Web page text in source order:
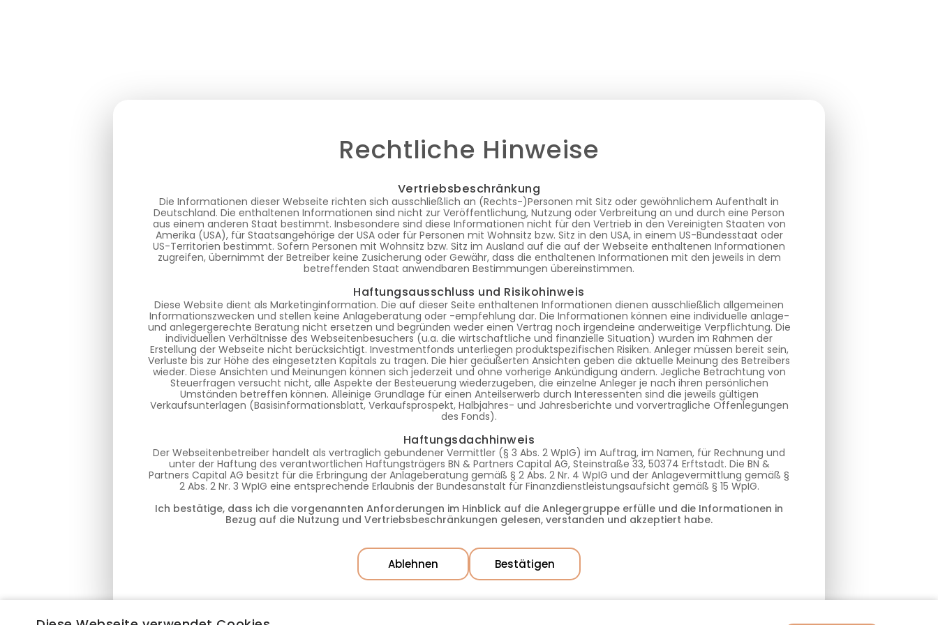
Rechtliche Hinweise
Vertriebsbeschränkung
Die Informationen dieser Webseite richten sich ausschließlich an (Rechts-)Personen mit Sitz oder gewöhnlichem Aufenthalt in
Deutschland. Die enthaltenen Informationen sind nicht zur Veröffentlichung, Nutzung oder Verbreitung an und durch eine Person
aus einem anderen Staat bestimmt. Insbesondere sind diese Informationen nicht für den Vertrieb in den Vereinigten Staaten von
Amerika (USA), für Staatsangehörige der USA oder für Personen mit Wohnsitz bzw. Sitz in den USA, in einem US-Bundesstaat oder
US-Territorien bestimmt. Sofern Personen mit Wohnsitz bzw. Sitz im Ausland auf die auf der Webseite enthaltenen Informationen
zugreifen, übernimmt der Betreiber keine Zusicherung oder Gewähr, dass die enthaltenen Informationen mit den jeweils in dem
betreffenden Staat anwendbaren Bestimmungen übereinstimmen.
Haftungsausschluss und Risikohinweis
Diese Website dient als Marketinginformation. Die auf dieser Seite enthaltenen Informationen dienen ausschließlich allgemeinen
Informationszwecken und stellen keine Anlageberatung oder -empfehlung dar. Die Informationen können eine individuelle anlage-
und anlegergerechte Beratung nicht ersetzen und begründen weder einen Vertrag noch irgendeine anderweitige Verpflichtung. Die
individuellen Verhältnisse des Webseitenbesuchers (u.a. die wirtschaftliche und finanzielle Situation) wurden im Rahmen der
Erstellung der Webseite nicht berücksichtigt. Investmentfonds unterliegen produktspezifischen Risiken. Anleger müssen bereit sein,
Verluste bis zur Höhe des eingesetzten Kapitals zu tragen. Die hier geäußerten Ansichten geben die aktuelle Meinung des Betreibers
wieder. Diese Ansichten und Meinungen können sich jederzeit und ohne vorherige Ankündigung ändern. Jegliche Betrachtung von
Steuerfragen versucht nicht, alle Aspekte der Besteuerung wiederzugeben, die einzelne Anleger je nach ihren persönlichen
Umständen betreffen können. Alleinige Grundlage für einen Anteilserwerb durch Interessenten sind die jeweils gültigen
Verkaufsunterlagen (Basisinformationsblatt, Verkaufsprospekt, Halbjahres- und Jahresberichte und vorvertragliche Offenlegungen
des Fonds).
Haftungsdachhinweis
Der Webseitenbetreiber handelt als vertraglich gebundener Vermittler (§ 3 Abs. 2 WpIG) im Auftrag, im Namen, für Rechnung und
unter der Haftung des verantwortlichen Haftungsträgers BN & Partners Capital AG, Steinstraße 33, 50374 Erftstadt. Die BN &
Partners Capital AG besitzt für die Erbringung der Anlageberatung gemäß § 2 Abs. 2 Nr. 4 WpIG und der Anlagevermittlung gemäß §
2 Abs. 2 Nr. 3 WpIG eine entsprechende Erlaubnis der Bundesanstalt für Finanzdienstleistungsaufsicht gemäß § 15 WpIG.
Ich bestätige, dass ich die vorgenannten Anforderungen im Hinblick auf die Anlegergruppe erfülle und die Informationen in
Bezug auf die Nutzung und Vertriebsbeschränkungen gelesen, verstanden und akzeptiert habe.
Ablehnen Bestätigen